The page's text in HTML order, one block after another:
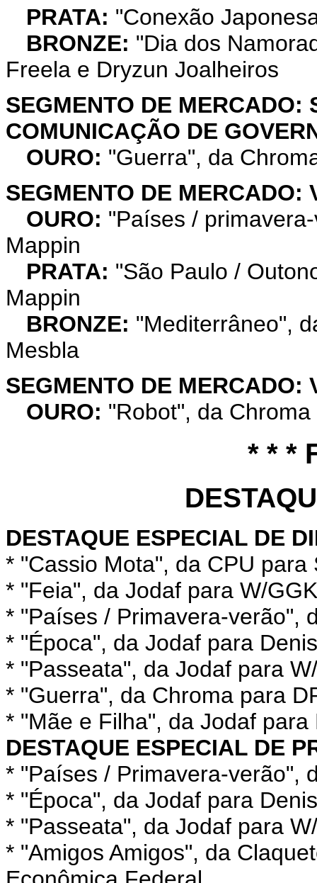
PRATA: "Conexão
BRONZE: "Dia dos
Freela e Dryzun Joalheiros
SEGMENTO DE MERCADO:
COMUNICAÇÃO DE
OURO: "Guerra", da
SEGMENTO DE MERCADO:
OURO: "Países /
Mappin
PRATA: "São Paulo /
Mappin
BRONZE: "Mediterrâneo",
Mesbla
SEGMENTO DE MERCADO:
OURO: "Robot", da
* * *
DESTAQUE ESPECIAL DE
* "Cassio Mota", da CPU
* "Feia", da Jodaf para W/
* "Países / Primavera-verão",
* "Época", da Jodaf para
* "Passeata", da Jodaf para
* "Guerra", da Chroma para
* "Mãe e Filha", da Jodaf para
DESTAQUE ESPECIAL DE
* "Países / Primavera-verão",
* "Época", da Jodaf para
* "Passeata", da Jodaf para
* "Amigos Amigos", da